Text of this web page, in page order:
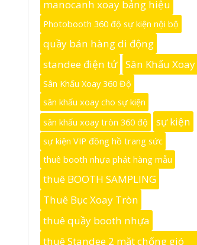
manocanh xoay bảng hiệu
Photobooth 360 độ sự kiện nội bộ
quầy bán hàng di động
standee điện tử
Sân Khấu Xoay
Sân Khấu Xoay 360 Độ
sân khấu xoay cho sự kiện
sân khấu xoay tròn 360 độ
sự kiện
sự kiện VIP đồng hồ trang sức
thuê booth nhựa phát hàng mẫu
thuê BOOTH SAMPLING
Thuê Bục Xoay Tròn
thuê quầy booth nhựa
thuê Standee 2 mặt chống gió